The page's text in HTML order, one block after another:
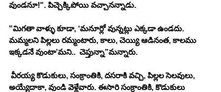
వుండనూ!". పిచ్చెక్కిపోయి వచ్చానన్నాడు.
"మిగతా వాళ్ళు కూడా, ‘మనూర్లో వున్నట్లు ఎక్కడా ఉండదు.
మమ్మలని పిల్లలు రమ్మంటారు, కాలు, చెయ్యి ఆడినంత, కాలము
ఇక్కడనే వుంటా’మని..  చెప్తున్నా”మన్నారు.
వీరయ్య కొడుకులు, సంక్రాంతికి, దసరాకి వచ్చి, పిల్లల సెలవులు,
అయ్యేదాకా, వుండి వెళ్లేవారు. ఈసారి సంక్రాంతికి, కొడుకులు